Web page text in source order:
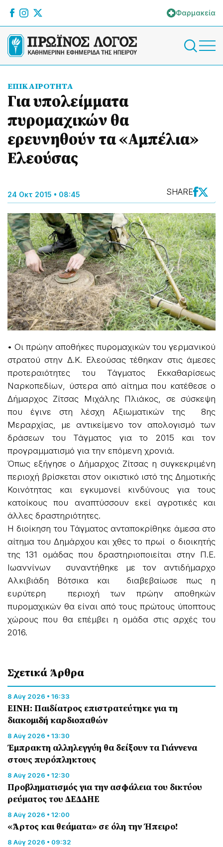
Φαρμακεία
ΕΠΙΚΑΙΡΟΤΗΤΑ
Για υπολείμματα
πυρομαχικών θα
ερευνηθούν τα «Αμπέλια»
Ελεούσας
24 Οκτ 2015 • 08:45 SHARE
• Οι πρώην αποθήκες πυρομαχικών του γερμανικού
στρατού στην Δ.Κ. Ελεούσας τέθηκαν στις άμεσες
προτεραιότητες του Τάγματος Εκκαθαρίσεως
Ναρκοπεδίων, ύστερα από αίτημα που κατέθεσε ο
Δήμαρχος Ζίτσας Μιχάλης Πλιάκος, σε σύσκεψη
που έγινε στη λέσχη Αξιωματικών της 8ης
Μεραρχίας, με αντικείμενο τον απολογισμό των
δράσεων του Τάγματος για το 2015 και τον
προγραμματισμό για την επόμενη χρονιά.
Όπως εξήγησε ο Δήμαρχος Ζίτσας η συγκεκριμένη
περιοχή βρίσκεται στον οικιστικό ιστό της Δημοτικής
Κοινότητας και εγκυμονεί κινδύνους για τους
κατοίκους που αναπτύσσουν εκεί αγροτικές και
άλλες δραστηριότητες.
Η διοίκηση του Τάγματος ανταποκρίθηκε άμεσα στο
αίτημα του Δημάρχου και χθες το πρωί ο διοικητής
της 131 ομάδας που δραστηριοποιείται στην Π.Ε.
Ιωαννίνων συναντήθηκε με τον αντιδήμαρχο
Αλκιβιάδη Βότσικα και διαβεβαίωσε πως η
ευρύτερη περιοχή των πρώην αποθηκών
πυρομαχικών θα είναι από τους πρώτους ύποπτους
χώρους που θα επέμβει η ομάδα στις αρχές του
2016.
Σχετικά Άρθρα
8 Αύγ 2026 • 16:33
ΕΙΝΗ: Παιδίατρος επιστρατεύτηκε για τη
διακομιδή καρδιοπαθών
8 Αύγ 2026 • 13:30
Έμπρακτη αλληλεγγύη θα δείξουν τα Γιάννενα
στους πυρόπληκτους
8 Αύγ 2026 • 12:30
Προβληματισμός για την ασφάλεια του δικτύου
ρεύματος του ΔΕΔΔΗΕ
8 Αύγ 2026 • 12:00
«Άρτος και θεάματα» σε όλη την Ήπειρο!
8 Αύγ 2026 • 09:32